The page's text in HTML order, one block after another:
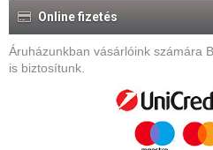
Online fizetés
Áruházunkban vásárlóink számára
is biztosítunk.